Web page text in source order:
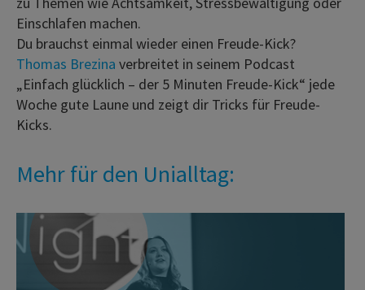
Einschlafen machen.
Du brauchst einmal wieder einen Freude-Kick?
Thomas Brezina verbreitet in seinem Podcast
„Einfach glücklich – der 5 Minuten Freude-Kick“ jede
Woche gute Laune und zeigt dir Tricks für Freude-
Kicks.
Mehr für den Unialltag: